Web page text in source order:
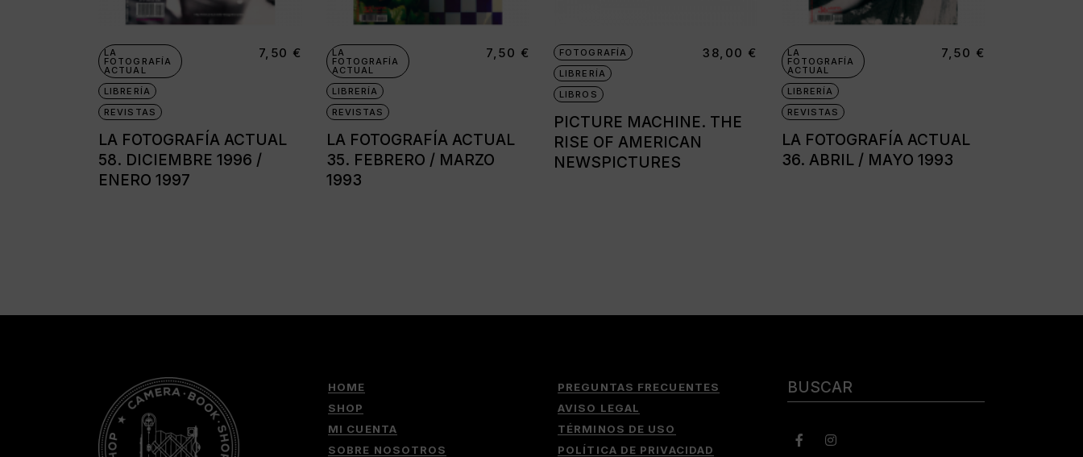
LA
FOTOGRAFÍA
ACTUAL
LIBRERÍA
REVISTAS
LA FOTOGRAFÍA ACTUAL
58. DICIEMBRE 1996 /
ENERO 1997
7,50 € LA
FOTOGRAFÍA
ACTUAL
LIBRERÍA
REVISTAS
LA FOTOGRAFÍA ACTUAL
35. FEBRERO / MARZO
1993
7,50 €
FOTOGRAFÍA
LIBRERÍA
LIBROS
PICTURE MACHINE. THE
RISE OF AMERICAN
NEWSPICTURES
38,00 € LA
FOTOGRAFÍA
ACTUAL
LIBRERÍA
REVISTAS
LA FOTOGRAFÍA ACTUAL
36. ABRIL / MAYO 1993
7,50 €
HOME
SHOP
MI CUENTA
SOBRE NOSOTROS
PREGUNTAS FRECUENTES
AVISO LEGAL
TÉRMINOS DE USO
POLÍTICA DE PRIVACIDAD
Buscar: